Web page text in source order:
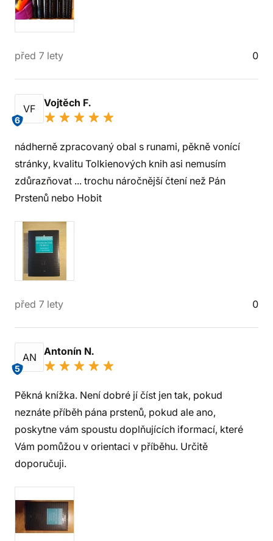
před 7 lety 0
VF
6
Vojtěch F.
nádherně zpracovaný obal s runami, pěkně vonící
stránky, kvalitu Tolkienových knih asi nemusím
zdůrazňovat ... trochu náročnější čtení než Pán
Prstenů nebo Hobit
před 7 lety 0
AN
5
Antonín N.
Pěkná knížka. Není dobré jí číst jen tak, pokud
neznáte příběh pána prstenů, pokud ale ano,
poskytne vám spoustu doplňujících iformací, které
Vám pomůžou v orientaci v příběhu. Určitě
doporučuji.